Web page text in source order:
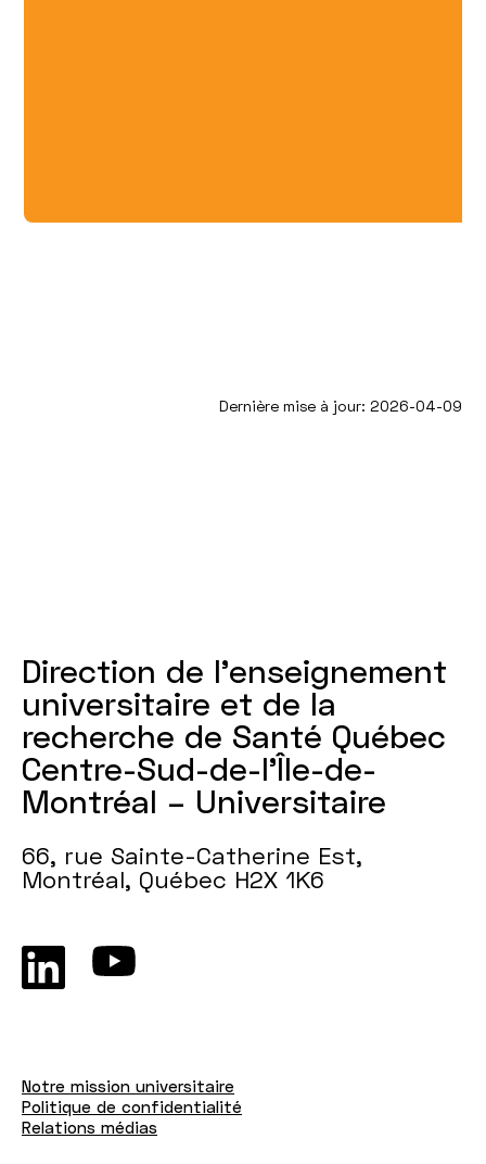
Dernière mise à jour: 2026-04-09
Direction de l'enseignement
universitaire et de la
recherche de Santé Québec
Centre-Sud-de-l’Île-de-
Montréal – Universitaire
66, rue Sainte-Catherine Est,
Montréal, Québec H2X 1K6
Notre mission universitaire
Politique de confidentialité
Relations médias